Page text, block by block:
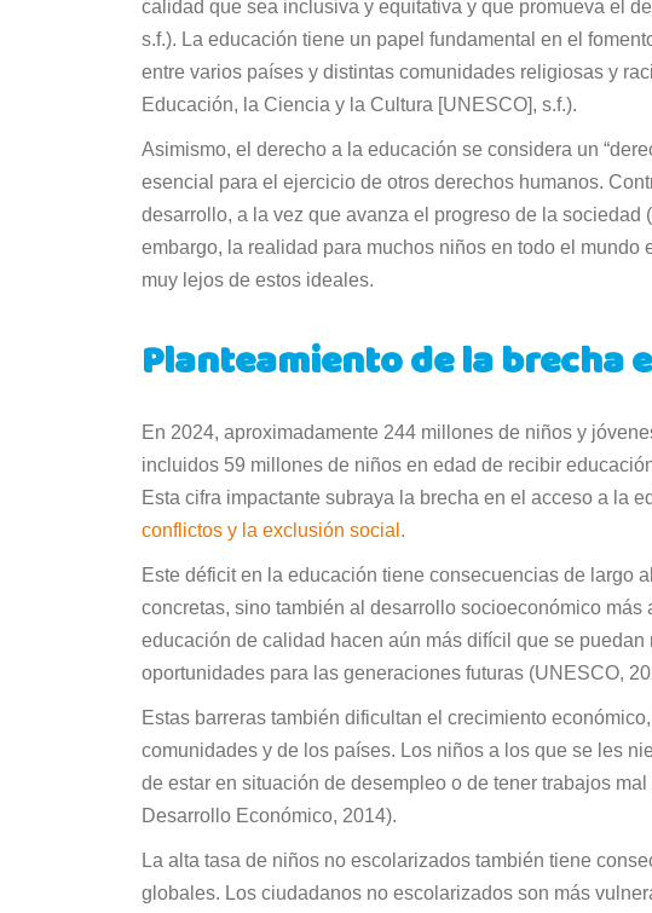
calidad que sea inclusiva y equitativa y que promueva el
s.f.). La educación tiene un papel fundamental en el
entre varios países y distintas comunidades religiosas y
Educación, la Ciencia y la Cultura [UNESCO], s.f.).
Asimismo, el derecho a la educación se considera un
esencial para el ejercicio de otros derechos humanos.
desarrollo, a la vez que avanza el progreso de la
embargo, la realidad para muchos niños en todo el
muy lejos de estos ideales.
Planteamiento de la brecha
En 2024, aproximadamente 244 millones de niños y
incluidos 59 millones de niños en edad de recibir
Esta cifra impactante subraya la brecha en el acceso a la
conflictos y la exclusión social.
Este déficit en la educación tiene consecuencias de largo
concretas, sino también al desarrollo socioeconómico
educación de calidad hacen aún más difícil que se
oportunidades para las generaciones futuras (UNESCO,
Estas barreras también dificultan el crecimiento
comunidades y de los países. Los niños a los que se les
de estar en situación de desempleo o de tener trabajos
Desarrollo Económico, 2014).
La alta tasa de niños no escolarizados también tiene
globales. Los ciudadanos no escolarizados son más